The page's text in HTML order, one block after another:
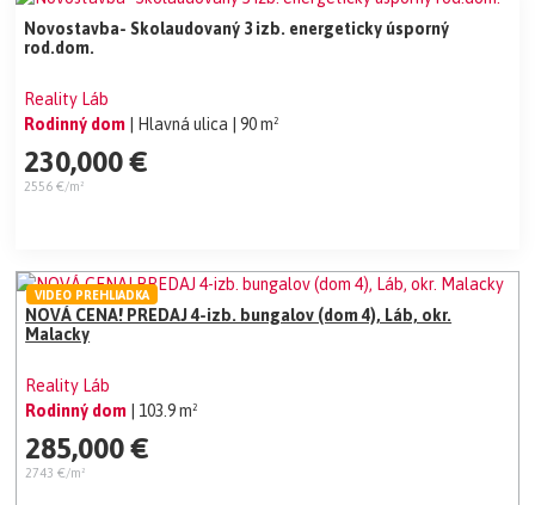
Novostavba- Skolaudovaný 3 izb. energeticky úsporný
rod.dom.
Reality Láb
Rodinný dom
| Hlavná ulica | 90 m²
230,000 €
2556 €/m²
NOVÁ CENA! PREDAJ 4-izb. bungalov (dom 4), Láb, okr.
Malacky
Reality Láb
Rodinný dom
| 103.9 m²
285,000 €
2743 €/m²
VIDEO PREHLIADKA